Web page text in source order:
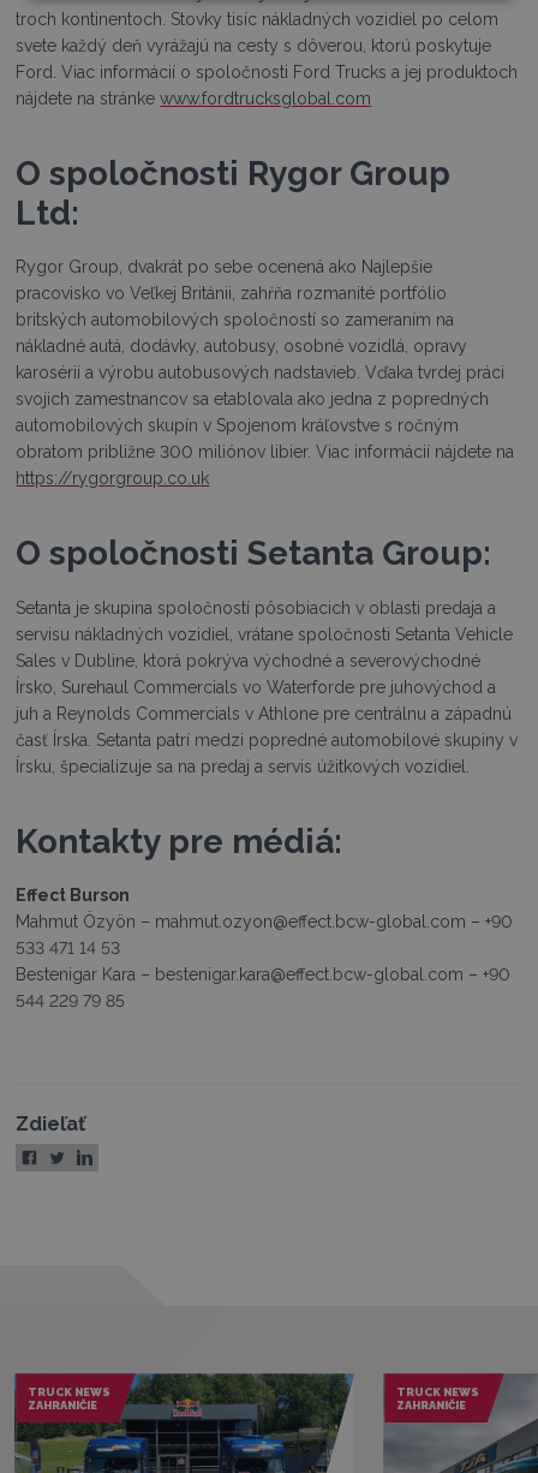
troch kontinentoch. Stovky tisíc nákladných vozidiel po celom
svete každý deň vyrážajú na cesty s dôverou, ktorú poskytuje
Ford. Viac informácií o spoločnosti Ford Trucks a jej produktoch
nájdete na stránkewww.fordtrucksglobal.com
O spoločnosti Rygor Group
Ltd:
Rygor Group, dvakrát po sebe ocenená ako Najlepšie
pracovisko vo Veľkej Británii, zahŕňa rozmanité portfólio
britských automobilových spoločností so zameraním na
nákladné autá, dodávky, autobusy, osobné vozidlá, opravy
karosérií a výrobu autobusových nadstavieb. Vďaka tvrdej práci
svojich zamestnancov sa etablovala ako jedna z popredných
automobilových skupín v Spojenom kráľovstve s ročným
obratom približne 300 miliónov libier. Viac informácií nájdete na
https://rygorgroup.co.uk
O spoločnosti Setanta Group:
Setanta je skupina spoločností pôsobiacich v oblasti predaja a
servisu nákladných vozidiel, vrátane spoločnosti Setanta Vehicle
Sales v Dubline, ktorá pokrýva východné a severovýchodné
Írsko, Surehaul Commercials vo Waterforde pre juhovýchod a
juh a Reynolds Commercials v Athlone pre centrálnu a západnú
časť Írska. Setanta patrí medzi popredné automobilové skupiny v
Írsku, špecializuje sa na predaj a servis úžitkových vozidiel.
Kontakty pre médiá:
Effect Burson
Mahmut Özyön – mahmut.ozyon@effect.bcw-global.com – +90
533 471 14 53
Bestenigar Kara – bestenigar.kara@effect.bcw-global.com – +90
544 229 79 85
Zdieľať
TRUCK NEWS
ZAHRANIČIE
TRUCK NEWS
ZAHRANIČIE